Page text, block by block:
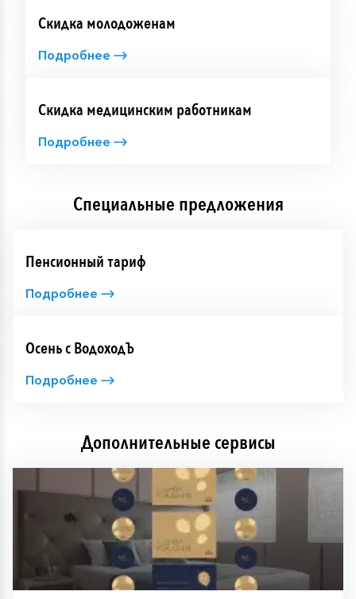
Скидка молодоженам
Подробнее
Скидка медицинским работникам
Подробнее
Специальные предложения
Пенсионный тариф
Подробнее
Осень с ВодоходЪ
Подробнее
Дополнительные сервисы